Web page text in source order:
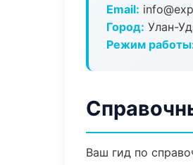
Email:
Город: Улан-
Режим
Ваш гид по